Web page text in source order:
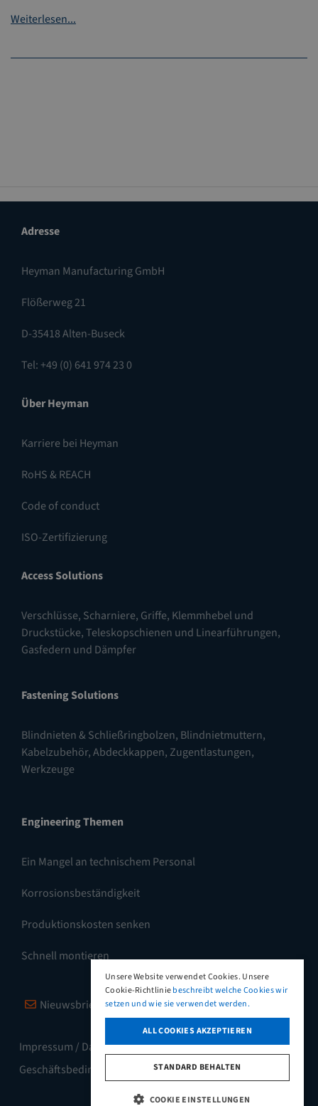
Weiterlesen...
Adresse
Heyman Manufacturing GmbH
Flößerweg 21
D-35418 Alten-Buseck
Tel: +49 (0) 641 974 23 0
Über Heyman
Karriere bei Heyman
RoHS & REACH
Code of conduct
ISO-Zertifizierung
Access Solutions
Verschlüsse, Scharniere, Griffe, Klemmhebel und
Druckstücke,Teleskopschienen und Linearführungen,
Gasfedern und Dämpfer
Fastening Solutions
Blindnieten & Schließringbolzen, Blindnietmuttern,
Kabelzubehör, Abdeckkappen, Zugentlastungen,
Werkzeuge
Engineering Themen
Ein Mangel an technischem Personal
Korrosionsbeständigkeit
Produktionskosten senken
Schnell montieren
Impressum / Datenschutz Allgemeine
Geschäftsbedingungen
Nieuwsbrief Vimeo LinkedIn
Unsere Website verwendet Cookies. Unsere
Cookie-Richtliniebeschreibt welche Cookies wir
setzen und wie sie verwendet werden.
ALL COOKIES AKZEPTIEREN
STANDARD BEHALTEN
COOKIE EINSTELLUNGEN